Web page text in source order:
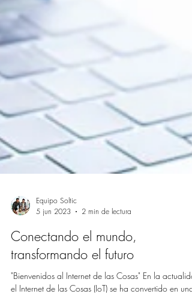
Equipo Soltic
5 jun 2023
2 min de lectura
transformando el futuro